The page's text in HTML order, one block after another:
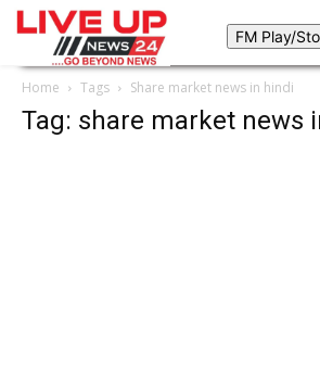
Home Tags Share market news in hindi
Tag: share market news